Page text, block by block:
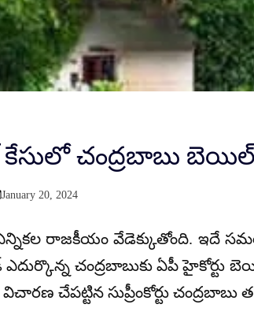
చంద్రబాబు బెయిల్
January 20, 2024
రాజకీయం వేడెక్కుతోంది. ఇదే
చంద్రబాబుకు ఏపీ హైకోర్టు
చేపట్టిన సుప్రీంకోర్టు